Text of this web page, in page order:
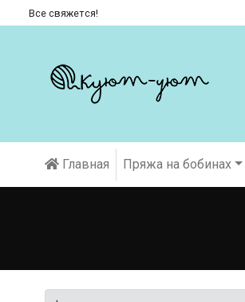
Все свяжется!
Главная Пряжа на бобинах